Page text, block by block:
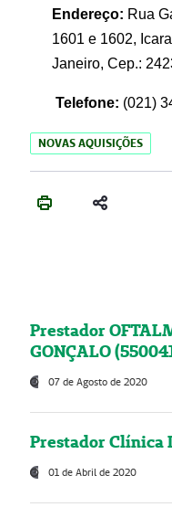
Endereço: Rua
1601 e 1602,
Janeiro, Cep.:
Telefone: (021)
NOVAS AQUISIÇÕES
Prestador
GONÇALO
07 de Agosto de 2020
Prestador Clínica
01 de Abril de 2020